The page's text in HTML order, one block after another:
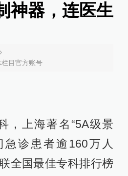
神器，连医生
栏目官方账号
，上海著名“5A级景
急诊患者逾160万人
全国最佳专科排行榜